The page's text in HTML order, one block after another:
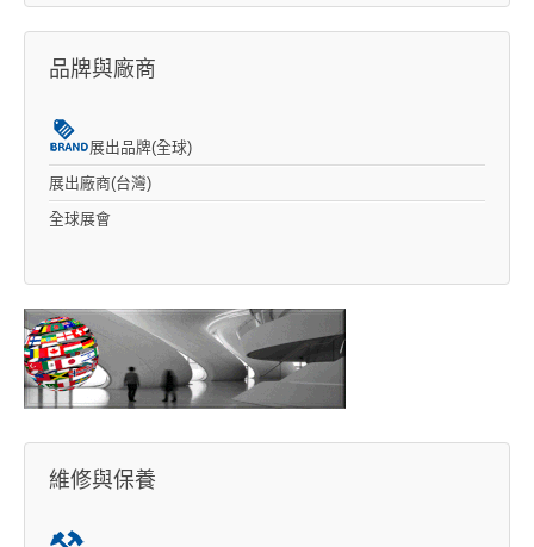
品牌與廠商
展出品牌(全球)
展出廠商(台灣)
全球展會
維修與保養